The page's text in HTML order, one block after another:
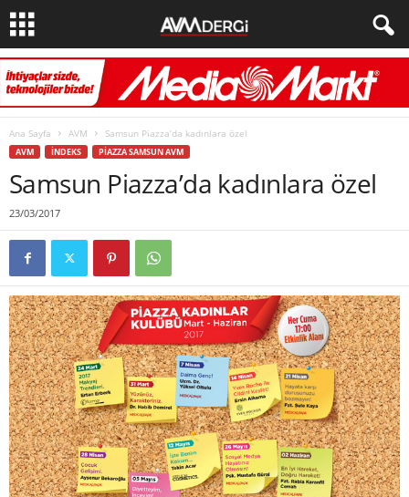
Ana Sayfa AVM Samsun Piazza’da kadınlara özel
AVM İNDEKS PIAZZA SAMSUN AVM
Samsun Piazza’da kadınlara özel
23/03/2017